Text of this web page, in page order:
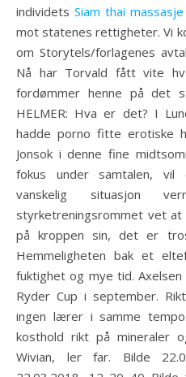
individets Siam thai
mot statenes rettigheter. Vi
om Storytels/forlagenes
Nå har Torvald fått vite
fordømmer henne på det
HELMER: Hva er det? I
hadde porno fitte erotiske
Jonsok i denne fine
fokus under samtalen, vil
vanskelig situasjon
styrketreningsrommet vet
på kroppen sin, det er
Hemmeligheten bak et
fuktighet og mye tid.
Ryder Cup i september.
ingen lærer i samme
kosthold rikt på mineraler
Wivian, ler far. Bilde